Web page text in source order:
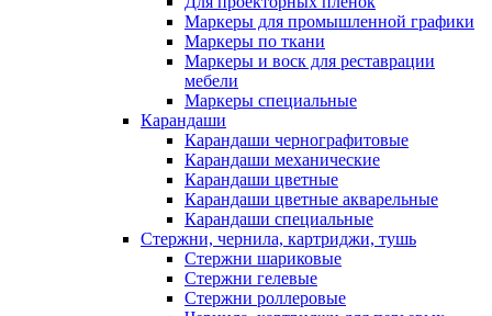
Маркеры для промышленной графики
Маркеры по ткани
Маркеры и воск для реставрации
мебели
Маркеры специальные
Карандаши
Карандаши чернографитовые
Карандаши механические
Карандаши цветные
Карандаши цветные акварельные
Карандаши специальные
Стержни, чернила, картриджи, тушь
Стержни шариковые
Стержни гелевые
Стержни роллеровые